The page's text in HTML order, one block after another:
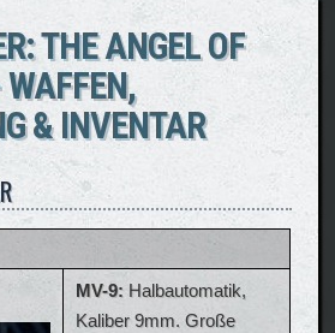
THE ANGEL OF
& INVENTAR
MV-9: Halbautomatik,
Kaliber 9mm. Große